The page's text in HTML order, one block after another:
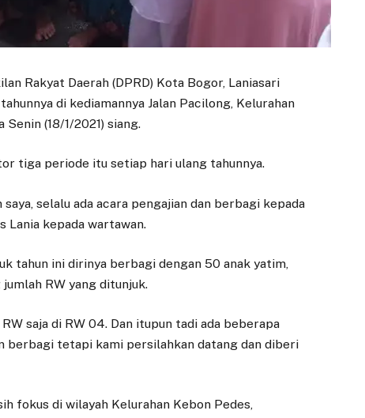
Rakyat Daerah (DPRD) Kota Bogor, Laniasari
di kediamannya Jalan Pacilong, Kelurahan
(18/1/2021) siang.
tiga periode itu setiap hari ulang tahunnya.
selalu ada acara pengajian dan berbagi kepada
Lania kepada wartawan.
tahun ini dirinya berbagi dengan 50 anak yatim,
RW yang ditunjuk.
saja di RW 04. Dan itupun tadi ada beberapa
berbagi tetapi kami persilahkan datang dan diberi
fokus di wilayah Kelurahan Kebon Pedes,